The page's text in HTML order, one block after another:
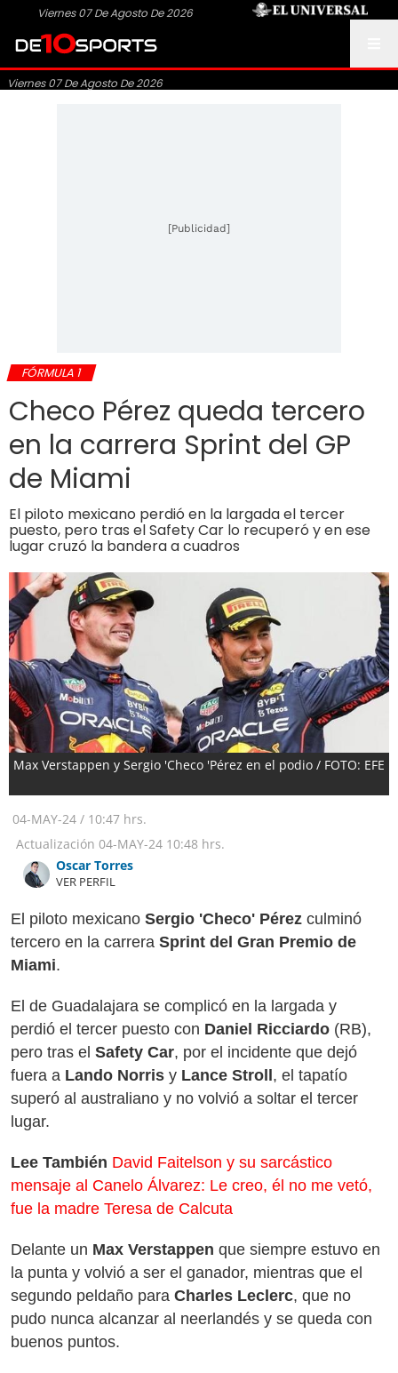
Viernes 07 De Agosto De 2026
Viernes 07 De Agosto De 2026
[Publicidad]
FÓRMULA 1
Checo Pérez queda tercero
en la carrera Sprint del GP
de Miami
El piloto mexicano perdió en la largada el tercer
puesto, pero tras el Safety Car lo recuperó y en ese
lugar cruzó la bandera a cuadros
Max Verstappen y Sergio 'Checo 'Pérez en el podio / FOTO: EFE
04-MAY-24 / 10:47 hrs.
Actualización 04-MAY-24 10:48 hrs.
Oscar Torres
VER PERFIL
El piloto mexicano Sergio 'Checo' Pérez culminó
tercero en la carrera Sprint del Gran Premio de
Miami.
El de Guadalajara se complicó en la largada y
perdió el tercer puesto con Daniel Ricciardo (RB),
pero tras el Safety Car, por el incidente que dejó
fuera a Lando Norris y Lance Stroll , el tapatío
superó al australiano y no volvió a soltar el tercer
lugar.
Lee También David Faitelson y su sarcástico
mensaje al Canelo Álvarez: Le creo, él no me vetó,
fue la madre Teresa de Calcuta
Delante un Max Verstappen que siempre estuvo en
la punta y volvió a ser el ganador, mientras que el
segundo peldaño para Charles Leclerc, que no
pudo nunca alcanzar al neerlandés y se queda con
buenos puntos.